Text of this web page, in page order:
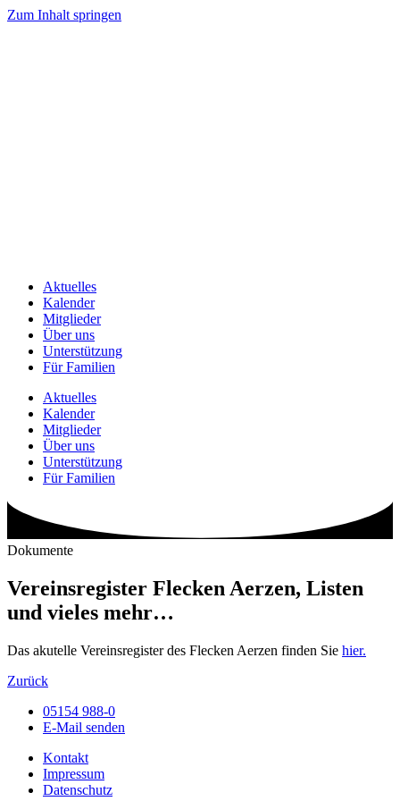
Zum Inhalt springen
Aktuelles
Kalender
Mitglieder
Über uns
Unterstützung
Für Familien
Aktuelles
Kalender
Mitglieder
Über uns
Unterstützung
Für Familien
Dokumente
Vereinsregister Flecken Aerzen, Listen
und vieles mehr…
Das akutelle Vereinsregister des Flecken Aerzen finden Sie hier.
Zurück
05154 988-0
E-Mail senden
Kontakt
Impressum
Datenschutz